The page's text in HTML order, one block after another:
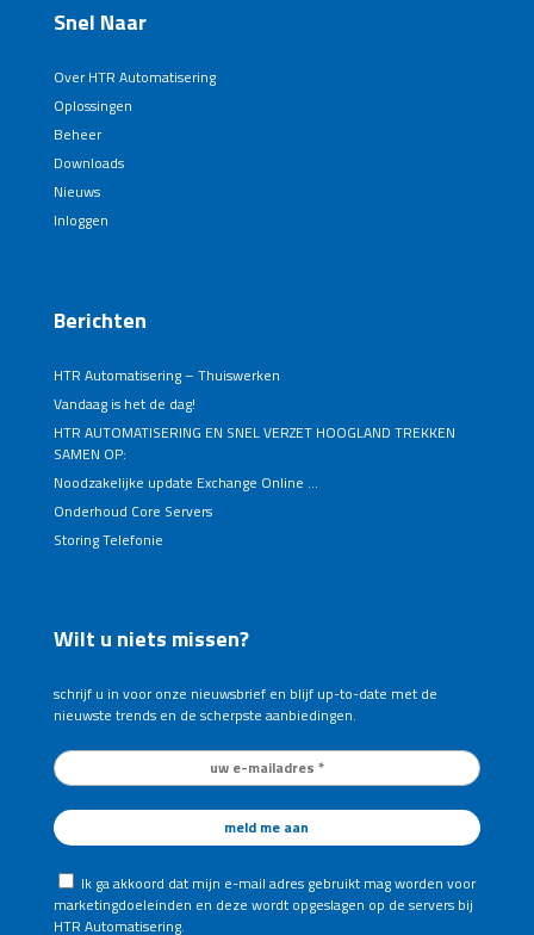
Snel Naar
Over HTR Automatisering
Oplossingen
Beheer
Downloads
Nieuws
Inloggen
Berichten
HTR Automatisering – Thuiswerken
Vandaag is het de dag!
HTR AUTOMATISERING EN SNEL VERZET HOOGLAND TREKKEN
SAMEN OP:
Noodzakelijke update Exchange Online …
Onderhoud Core Servers
Storing Telefonie
Wilt u niets missen?
schrijf u in voor onze nieuwsbrief en blijf up-to-date met de
nieuwste trends en de scherpste aanbiedingen.
Ik ga akkoord dat mijn e-mail adres gebruikt mag worden voor
marketingdoeleinden en deze wordt opgeslagen op de servers bij
HTR Automatisering.